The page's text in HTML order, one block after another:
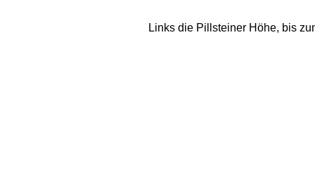
Links die Pillsteiner Höhe, bis